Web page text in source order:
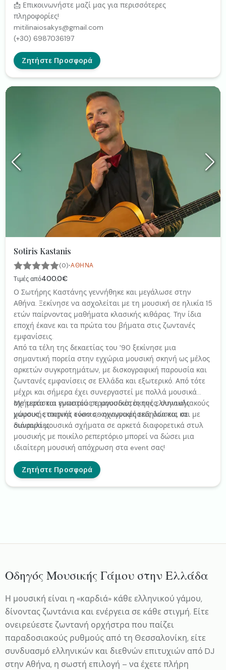
📩 Επικοινωνήστε μαζί μας για περισσότερες
πληροφορίες!
mitilinaiosakys@gmail.com
(+30) 6987036197
Ζητήστε Προσφορά
Sotiris Kastanis
(0)·ΑΘΉΝΑ
Τιμές από400.0€
Ο Σωτήρης Καστάνης γεννήθηκε και μεγάλωσε στην
Αθήνα. Ξεκίνησε να ασχολείται με τη μουσική σε ηλικία 15
ετών παίρνοντας μαθήματα κλασικής κιθάρας. Την ίδια
εποχή έκανε και τα πρώτα του βήματα στις ζωντανές
εμφανίσεις.
Από τα τέλη της δεκαετίας του '90 ξεκίνησε μια
σημαντική πορεία στην εγχώρια μουσική σκηνή ως μέλος
αρκετών συγκροτημάτων, με δισκογραφική παρουσία και
ζωντανές εμφανίσεις σε Ελλάδα και εξωτερικό. Από τότε
μέχρι και σήμερα έχει συνεργαστεί με πολλά μουσικά
σχήματα και γνωστούς τραγουδιστές της ελληνικής
μουσικής σκηνής τόσο σε ηχογραφήσεις όσο και σε
συναυλίες.
Με τεράστια εμπειρία σε μουσικές σκηνές, συναυλιακούς
χώρους, εταιρικά events, κοινωνικές εκδηλώσεις και με
διάφορα μουσικά σχήματα σε αρκετά διαφορετικά στυλ
μουσικής με ποικίλο ρεπερτόριο μπορεί να δώσει μια
ιδιαίτερη μουσική απόχρωση στα event σας!
Ζητήστε Προσφορά
Οδηγός Μουσικής Γάμου στην Ελλάδα
Η μουσική είναι η «καρδιά» κάθε ελληνικού γάμου,
δίνοντας ζωντάνια και ενέργεια σε κάθε στιγμή. Είτε
ονειρεύεστε ζωντανή ορχήστρα που παίζει
παραδοσιακούς ρυθμούς από τη Θεσσαλονίκη, είτε
συνδυασμό ελληνικών και διεθνών επιτυχιών από DJ
στην Αθήνα, η σωστή επιλογή – να έχετε πλήρη